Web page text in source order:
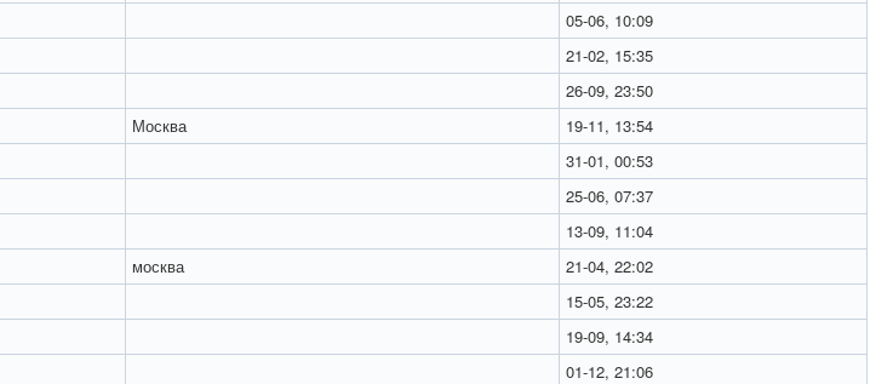
05-06, 10:09
21-02, 15:35
26-09, 23:50
Москва
19-11, 13:54
31-01, 00:53
25-06, 07:37
13-09, 11:04
москва
21-04, 22:02
15-05, 23:22
19-09, 14:34
01-12, 21:06